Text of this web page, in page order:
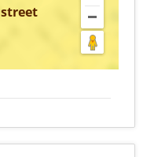
street